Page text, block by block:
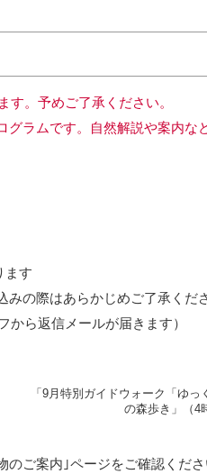
。予めご了承ください。
ラムです。自然解説や案内な
ます
の際はあらかじめご了承くだ
から返信メールが届きます）
「9月特別ガイドウォーク「ゆっ
の森歩き」（4
のご案内｣ページをご確認くださ